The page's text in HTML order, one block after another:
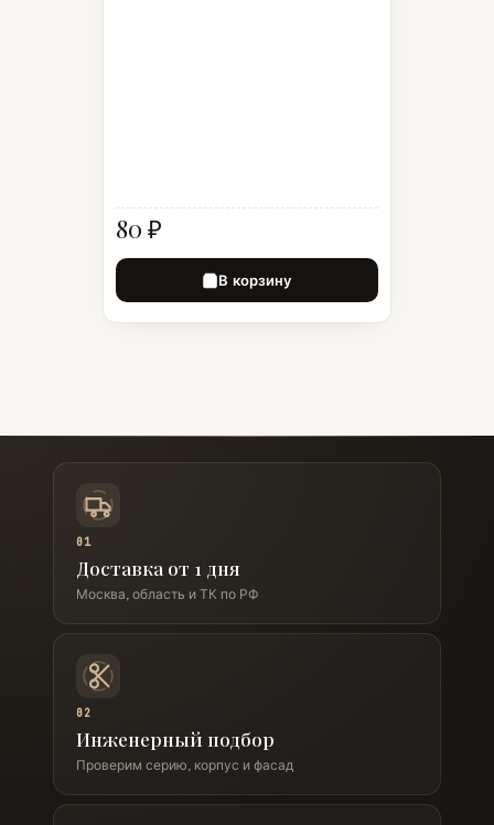
80 ₽
В корзину
01
Доставка от 1 дня
Москва, область и ТК по РФ
02
Инженерный подбор
Проверим серию, корпус и фасад